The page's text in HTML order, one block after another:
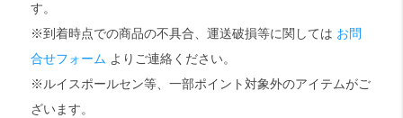
す。
※到着時点での商品の不具合、運送破損等に関しては お問
合せフォーム よりご連絡ください。
※ルイスポールセン等、一部ポイント対象外のアイテムがご
ざいます。